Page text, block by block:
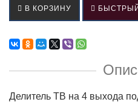
В КОРЗИНУ
Делитель ТВ на 4 выхода